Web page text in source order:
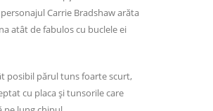
personajul Carrie Bradshaw arăta
atât de fabulos cu buclele ei
posibil părul tuns foarte scurt,
cu placa și tunsorile care